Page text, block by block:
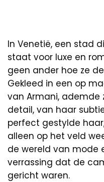
In Venetië, een stad
staat voor luxe en
geen ander hoe ze
Gekleed in een op
van Armani, ademde
detail, van haar
perfect gestylde
alleen op het veld
de wereld van mode
verrassing dat de
gericht waren.